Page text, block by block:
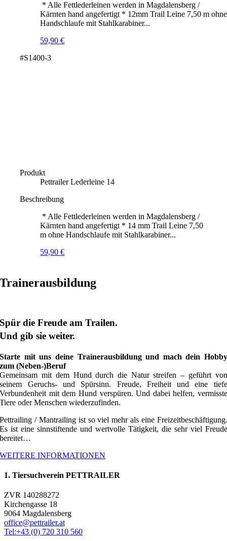
* Alle Fettlederleinen werden in Magdalensberg /
Kärnten hand angefertigt * 12mm Trail Leine 7,50 m ohne
Handschlaufe mit Stahlkarabiner...
59,90€
#S1400-3
Produkt
Pettrailer Lederleine 14
Beschreibung
* Alle Fettlederleinen werden in Magdalensberg /
Kärnten hand angefertigt * 14 mm Trail Leine 7,50
m ohne Handschlaufe mit Stahlkarabiner...
59,90€
Trainerausbildung
Spür die Freude am Trailen.
Und gib sie weiter.
Starte mit uns deine Trainerausbildung und mach dein Hobby
zum (Neben-)Beruf
Gemeinsam mit dem Hund durch die Natur streifen – geführt von
seinem Geruchs- und Spürsinn. Freude, Freiheit und eine tiefe
Verbundenheit mit dem Hund verspüren. Und dabei helfen, vermisste
Tiere oder Menschen wiederzufinden.
Pettrailing / Mantrailing ist so viel mehr als eine Freizeitbeschäftigung.
Es ist eine sinnstiftende und wertvolle Tätigkeit, die sehr viel Freude
bereitet…
WEITERE INFORMATIONEN
1. Tiersuchverein PETTRAILER
ZVR 140288272
Kirchengasse 18
9064 Magdalensberg
office@pettrailer.at
Tel:+43 (0) 720 310 560